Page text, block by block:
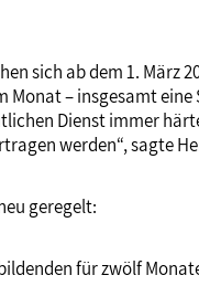
sich ab dem 1. März
Monat – insgesamt
Dienst immer
werden“, sagte
geregelt:
für zwölf